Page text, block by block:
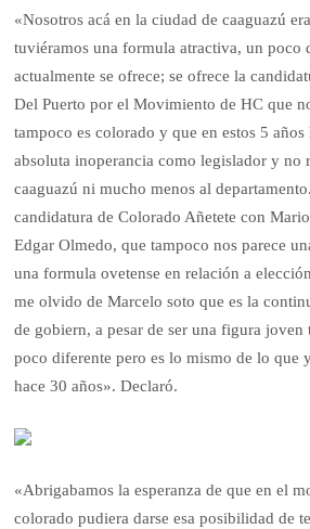
«Nosotros acá en la ciudad de caaguazú
tuviéramos una formula atractiva, un poco
actualmente se ofrece; se ofrece la
Del Puerto por el Movimiento de HC que
tampoco es colorado y que en estos 5 años
absoluta inoperancia como legislador y no
caaguazú ni mucho menos al
candidatura de Colorado Añetete con
Edgar Olmedo, que tampoco nos parece
una formula ovetense en relación a
me olvido de Marcelo soto que es la
de gobiern, a pesar de ser una figura joven
poco diferente pero es lo mismo de lo que
hace 30 años». Declaró.
«Abrigabamos la esperanza de que en el
colorado pudiera darse esa posibilidad de